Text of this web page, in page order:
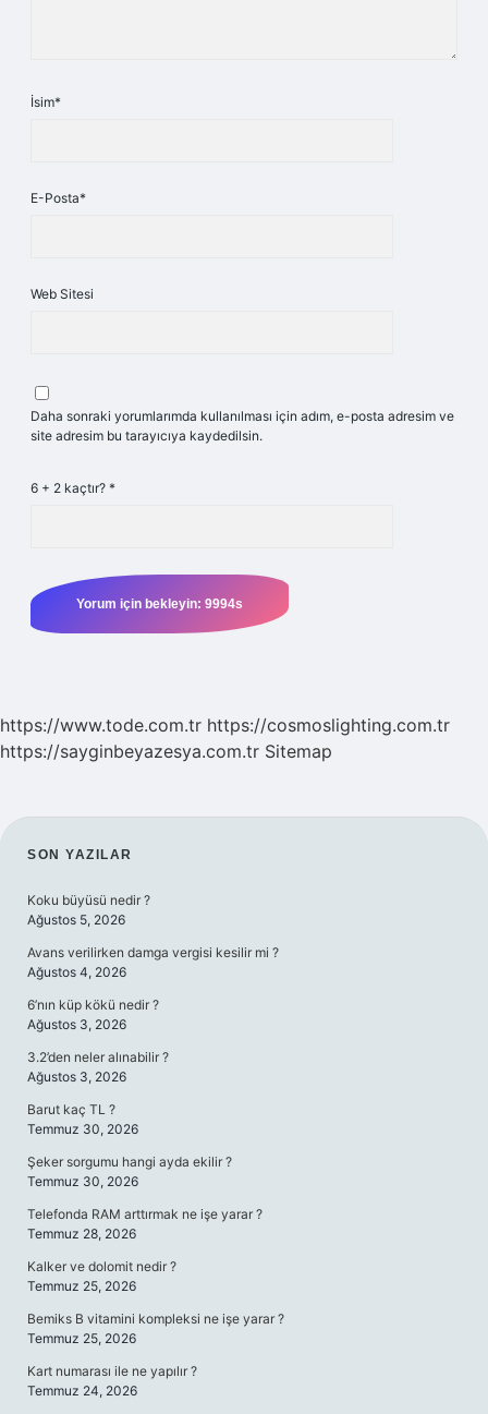
İsim*
E-Posta*
Web Sitesi
Daha sonraki yorumlarımda kullanılması için adım, e-posta adresim ve
site adresim bu tarayıcıya kaydedilsin.
6 + 2 kaçtır? *
https://www.tode.com.tr https://cosmoslighting.com.tr
https://sayginbeyazesya.com.tr Sitemap
SIDEBAR
SON YAZILAR
Koku büyüsü nedir ?
Ağustos 5, 2026
Avans verilirken damga vergisi kesilir mi ?
Ağustos 4, 2026
6’nın küp kökü nedir ?
Ağustos 3, 2026
3.2’den neler alınabilir ?
Ağustos 3, 2026
Barut kaç TL ?
Temmuz 30, 2026
Şeker sorgumu hangi ayda ekilir ?
Temmuz 30, 2026
Telefonda RAM arttırmak ne işe yarar ?
Temmuz 28, 2026
Kalker ve dolomit nedir ?
Temmuz 25, 2026
Bemiks B vitamini kompleksi ne işe yarar ?
Temmuz 25, 2026
Kart numarası ile ne yapılır ?
Temmuz 24, 2026